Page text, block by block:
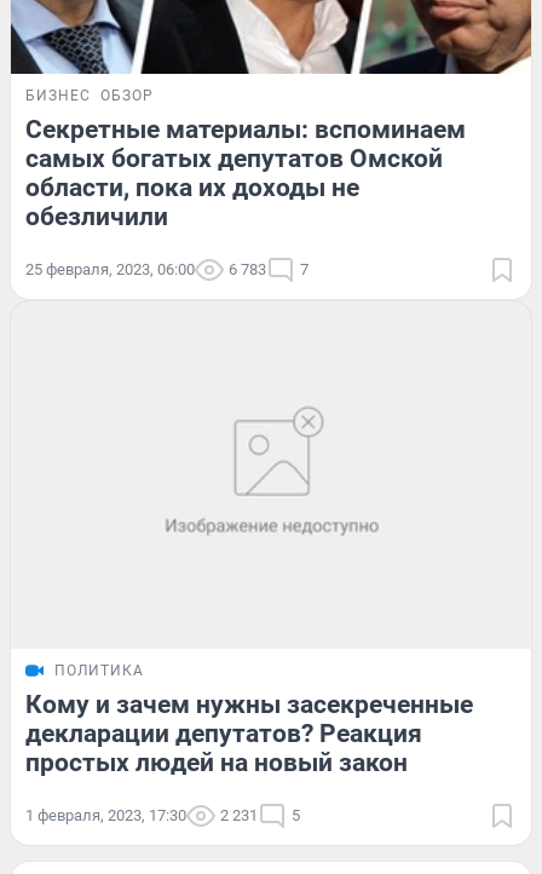
БИЗНЕС ОБЗОР
Секретные материалы: вспоминаем
самых богатых депутатов Омской
области, пока их доходы не
обезличили
25 февраля, 2023, 06:00 6 783 7
ПОЛИТИКА
Кому и зачем нужны засекреченные
декларации депутатов? Реакция
простых людей на новый закон
1 февраля, 2023, 17:30 2 231 5